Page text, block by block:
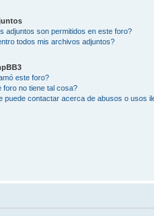
adjuntos son permitidos en este foro?
todos mis archivos adjuntos?
este foro?
foro no tiene tal cosa?
puede contactar acerca de abusos o usos